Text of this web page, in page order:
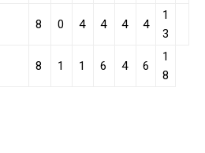
8 0 4 4 4 4
1
3
8 1 1 6 4 6
1
8